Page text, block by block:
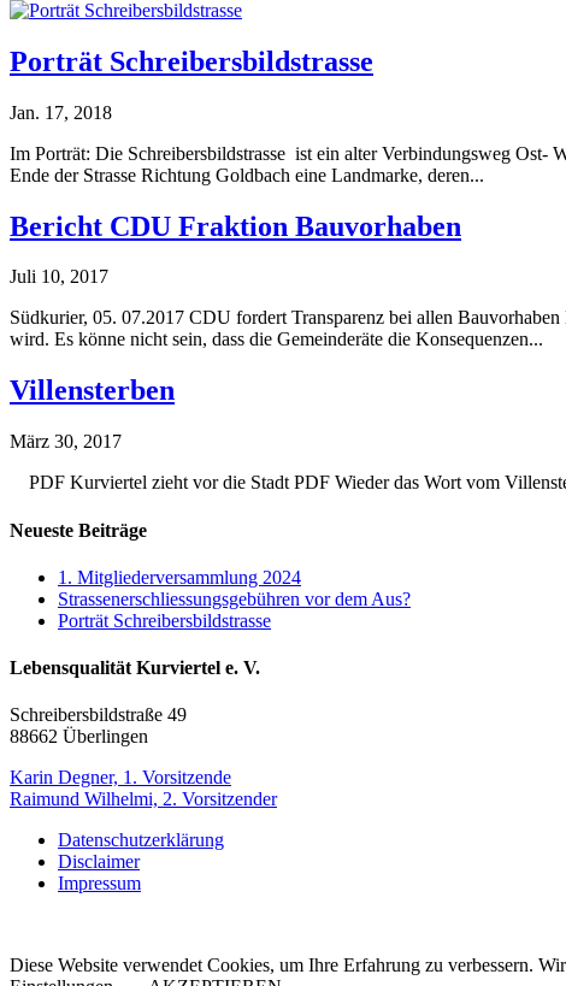
Porträt Schreibersbildstrasse
Jan. 17, 2018
Im Porträt: Die Schreibersbildstrasse ist ein alter Verbindungsweg Ost-
Ende der Strasse Richtung Goldbach eine Landmarke, deren...
Bericht CDU Fraktion Bauvorhaben
Juli 10, 2017
Südkurier, 05. 07.2017 CDU fordert Transparenz bei allen
wird. Es könne nicht sein, dass die Gemeinderäte die Konsequenzen...
Villensterben
März 30, 2017
PDF Kurviertel zieht vor die Stadt PDF Wieder das Wort vom
Neueste Beiträge
1. Mitgliederversammlung 2024
Strassenerschliessungsgebühren vor dem Aus?
Porträt Schreibersbildstrasse
Lebensqualität Kurviertel e. V.
Schreibersbildstraße 49
88662 Überlingen
Karin Degner, 1. Vorsitzende
Raimund Wilhelmi, 2. Vorsitzender
Datenschutzerklärung
Disclaimer
Impressum
Diese Website verwendet Cookies, um Ihre Erfahrung zu verbessern.